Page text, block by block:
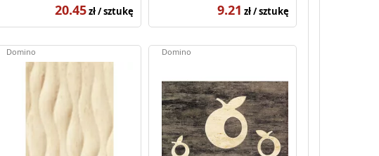
20.45zł / sztukę 9.21 zł / sztukę
Domino Domino